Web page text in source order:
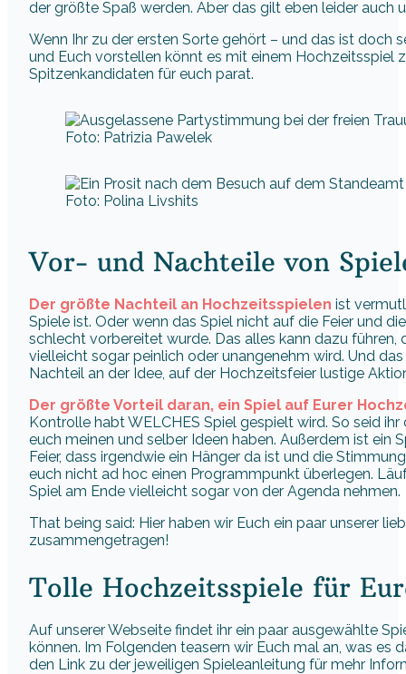
der größte Spaß werden. Aber das gilt eben leider auch
Wenn Ihr zu der ersten Sorte gehört – und das ist doch
und Euch vorstellen könnt es mit einem Hochzeitsspiel
Spitzenkandidaten für euch parat.
Foto: Patrizia Pawelek
Foto: Polina Livshits
Vor- und Nachteile von
Der größte Nachteil an Hochzeitsspielen ist
Spiele ist. Oder wenn das Spiel nicht auf die Feier und
schlecht vorbereitet wurde. Das alles kann dazu
vielleicht sogar peinlich oder unangenehm wird. Und
Nachteil an der Idee, auf der Hochzeitsfeier lustige
Der größte Vorteil daran, ein Spiel auf Eurer
Kontrolle habt WELCHES Spiel gespielt wird. So seid
euch meinen und selber Ideen haben. Außerdem ist ein
Feier, dass irgendwie ein Hänger da ist und die
euch nicht ad hoc einen Programmpunkt überlegen.
Spiel am Ende vielleicht sogar von der Agenda nehmen.
That being said: Hier haben wir Euch ein paar unserer
zusammengetragen!
Tolle Hochzeitsspiele für
Auf unserer Webseite findet ihr ein paar ausgewählte
können. Im Folgenden teasern wir Euch mal an, was es
den Link zu der jeweiligen Spieleanleitung für mehr